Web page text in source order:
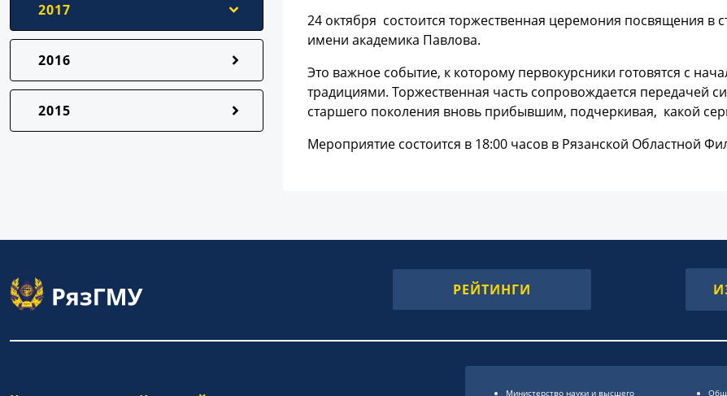
2017
2016
2015
24 октября состоится торжественная церемония посвящения в
имени академика Павлова.
Это важное событие, к которому первокурсники готовятся с
традициями. Торжественная часть сопровождается передачей
старшего поколения вновь прибывшим, подчеркивая, какой
Мероприятие состоится в 18:00 часов в Рязанской Областной
РЕЙТИНГИ
Министерство науки и высшего